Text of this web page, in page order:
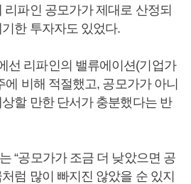
파인 공모가가 제대로 산정되
한 투자자도 있었다.
선 리파인의 밸류에이션(기업가
비해 적절했고, 공모가가 아니
할 만한 단서가 충분했다는 반
“공모가가 조금 더 낮았으면 공
럼 많이 빠지진 않았을 순 있지